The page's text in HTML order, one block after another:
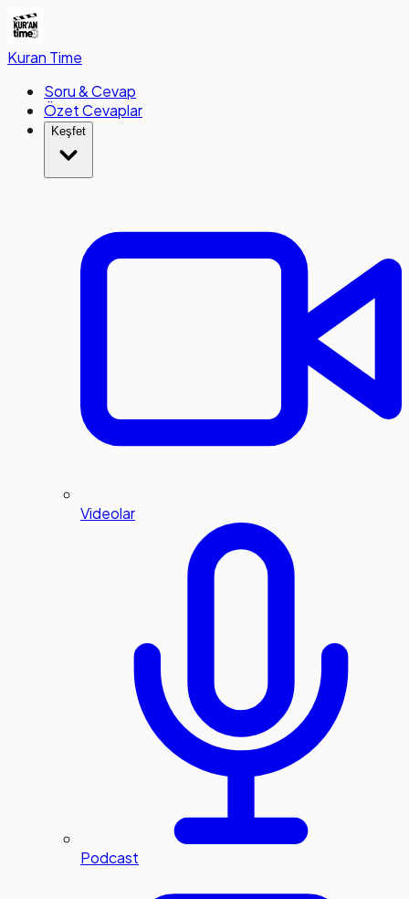
Kuran Time
Soru & Cevap
Özet Cevaplar
Keşfet
Videolar
Podcast